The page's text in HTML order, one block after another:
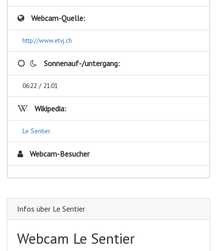
Webcam-Quelle:
http://www.etvj.ch
Sonnenauf-/untergang:
06:22 / 21:01
Wikipedia:
Le Sentier
Webcam-Besucher
Infos über Le Sentier
Webcam Le Sentier